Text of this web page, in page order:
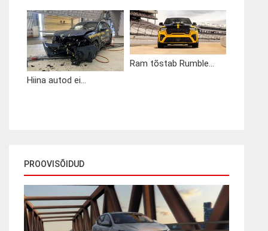
Hiina autod ei...
Ram tõstab Rumble...
PROOVISÕIDUD